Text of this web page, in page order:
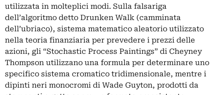
utilizzata in molteplici modi. Sulla falsariga
dell’algoritmo detto Drunken Walk (camminata
dell’ubriaco), sistema matematico aleatorio utilizzato
nella teoria finanziaria per prevedere i prezzi delle
azioni, gli “Stochastic Process Paintings” di Cheyney
Thompson utilizzano una formula per determinare uno
specifico sistema cromatico tridimensionale, mentre i
dipinti neri monocromi di Wade Guyton, prodotti da